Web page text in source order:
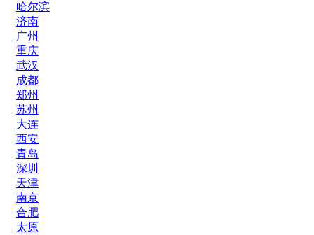
哈尔滨
济南
广州
重庆
武汉
成都
郑州
苏州
大连
西安
青岛
深圳
天津
南京
合肥
太原